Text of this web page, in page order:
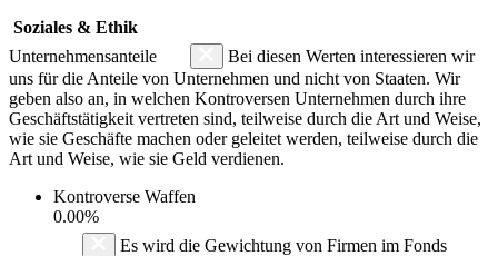
Soziales & Ethik
Unternehmensanteile
Bei diesen Werten interessieren wir
uns für die Anteile von Unternehmen und nicht von Staaten. Wir
geben also an, in welchen Kontroversen Unternehmen durch ihre
Geschäftstätigkeit vertreten sind, teilweise durch die Art und Weise,
wie sie Geschäfte machen oder geleitet werden, teilweise durch die
Art und Weise, wie sie Geld verdienen.
Kontroverse Waffen
0.00%
Es wird die Gewichtung von Firmen im Fonds